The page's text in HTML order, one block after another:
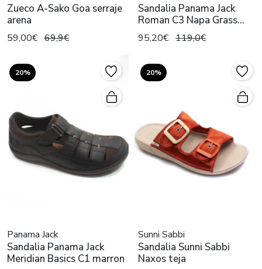
Zueco A-Sako Goa serraje
arena
59,00€ 69,9€
Sandalia Panama Jack
Roman C3 Napa Grass
Cuero
95,20€ 119,0€
20%
Panama Jack
Sandalia Panama Jack
Meridian Basics C1 marron
20%
Sunni Sabbi
Sandalia Sunni Sabbi
Naxos teja